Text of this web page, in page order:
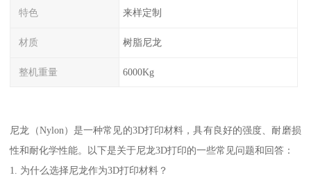
特色 来样定制
材质 树脂尼龙
整机重量 6000Kg
尼龙（Nylon）是一种常见的3D打印材料，具有良好的强度、耐磨损
性和耐化学性能。以下是关于尼龙3D打印的一些常见问题和回答：
1. 为什么选择尼龙作为3D打印材料？